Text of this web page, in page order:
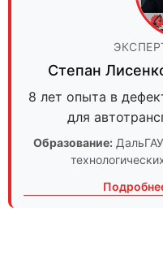
Степан
8 лет опыта в
для
Образование: ДальГАУ